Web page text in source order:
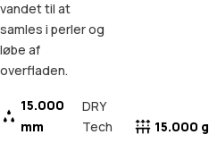
vandet til at
samles i perler og
løbe af
overfladen.
15.000
mm
DRY
Tech
15.000 g